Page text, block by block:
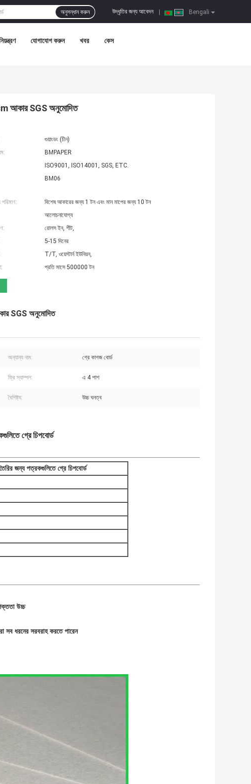
Bengali
উদ্ধৃতির জন্য আবেদন
অনুসন্ধান করুন
যোগাযোগ করুন খবর কেস
আকার SGS অনুমোদিত
গুয়াংডং (চীন)
BMPAPER
ISO9001, ISO14001, SGS, ETC.
BM06
পরিমাণ:
বিশেষ আকারের জন্য 1 টন এবং মান মাপের জন্য 10 টন
আলোচনাযোগ্য
রোলস ইন, শীট,
5-15 দিনের
T/T, ওয়েস্টার্ন ইউনিয়ন,
প্রতি মাসে 500000 টন
SGS অনুমোদিত
অন্যান্য নাম: গ্রে কাগজ বোর্ড
ফ্রি স্যাম্পল: এ 4 পাশ
বৈশিষ্ট্য: উচ্চ ঘনত্ব
গ্রে চিপবোর্ড
জন্য পত্রকগুলিতে গ্রে চিপবোর্ড
উচ্চ
সব ধরনের সরবরাহ করতে পারেন